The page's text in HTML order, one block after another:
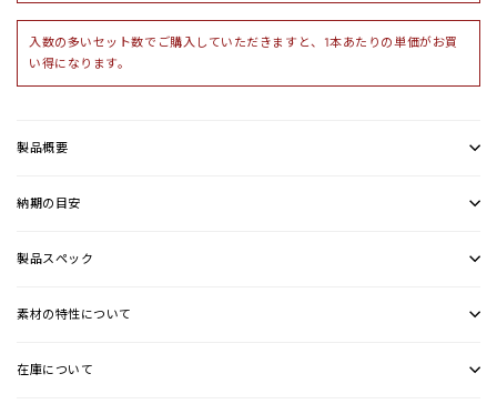
入数の多いセット数でご購入していただきますと、1本あたりの単価がお買
い得になります。
製品概要
納期の目安
製品スペック
素材の特性について
在庫について